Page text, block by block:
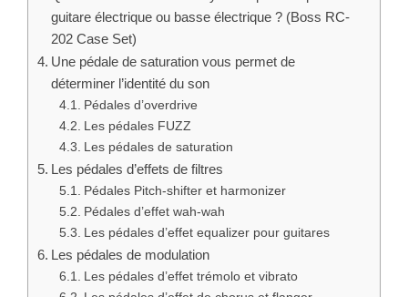
guitare électrique ou basse électrique ? (Boss RC-
202 Case Set)
Une pédale de saturation vous permet de
déterminer l’identité du son
Pédales d’overdrive
Les pédales FUZZ
Les pédales de saturation
Les pédales d’effets de filtres
Pédales Pitch-shifter et harmonizer
Pédales d’effet wah-wah
Les pédales d’effet equalizer pour guitares
Les pédales de modulation
Les pédales d’effet trémolo et vibrato